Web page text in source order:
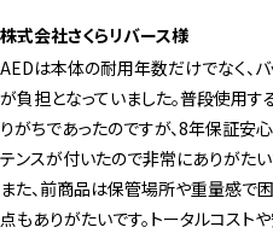
株式会社さくらリバース様
AEDは本体の耐用年数だけでなく、
が負担となっていました。普段使用
りがちであったのですが、8年保証安
テンスが付いたので非常にありがたい
また、前商品は保管場所や重量感で困
点もありがたいです。トータルコス